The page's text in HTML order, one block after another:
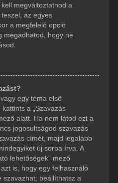
megváltoztatnod a
az egyes
a megfelelő opció
megadhatod, hogy ne
egy téma első
a „Szavazás
alatt. Ha nem látod ezt a
jogosultságod szavazás
címét, majd legalább
új sorba írva. A
lehetőségek” mező
is, hogy egy felhasználó
szavazhat; beállíthatsz a